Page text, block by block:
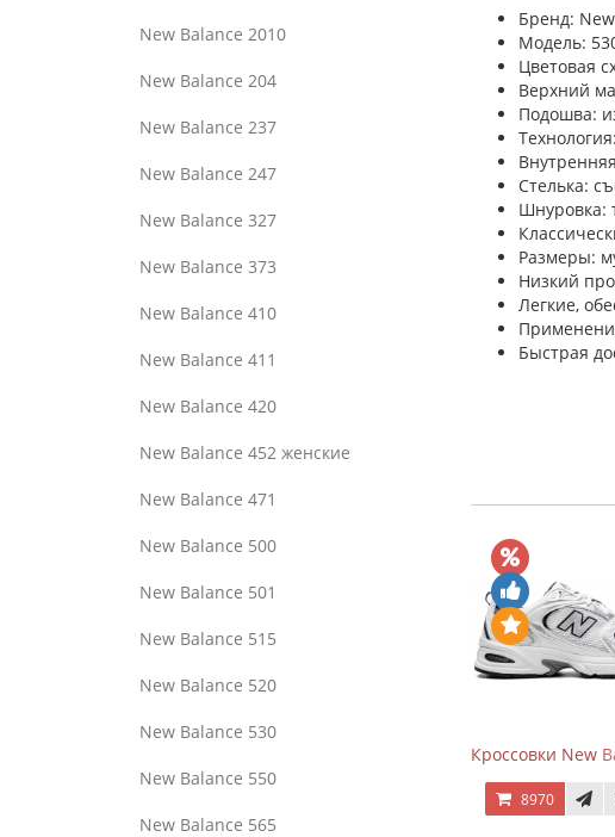
New Balance 2010
New Balance 204
New Balance 237
New Balance 247
New Balance 327
New Balance 373
New Balance 410
New Balance 411
New Balance 420
New Balance 452 женские
New Balance 471
New Balance 500
New Balance 501
New Balance 515
New Balance 520
New Balance 530
New Balance 550
New Balance 565
Бренд:
Модель:
Цветовая
Верхний
Подошва:
Стелька:
Шнуровка:
Размеры:
Низкий
Легкие,
Быстрая
Кроссовки New
8970